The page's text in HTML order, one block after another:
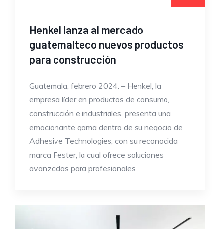
Henkel lanza al mercado
guatemalteco nuevos productos
para construcción
Guatemala, febrero 2024. – Henkel, la
empresa líder en productos de consumo,
construcción e industriales, presenta una
emocionante gama dentro de su negocio de
Adhesive Technologies, con su reconocida
marca Fester, la cual ofrece soluciones
avanzadas para profesionales